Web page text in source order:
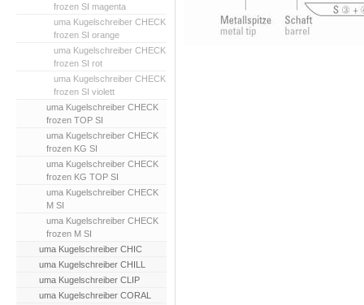
frozen SI magenta
uma Kugelschreiber CHECK
frozen SI orange
uma Kugelschreiber CHECK
frozen SI rot
uma Kugelschreiber CHECK
frozen SI violett
uma Kugelschreiber CHECK
frozen TOP SI
uma Kugelschreiber CHECK
frozen KG SI
uma Kugelschreiber CHECK
frozen KG TOP SI
uma Kugelschreiber CHECK
M SI
uma Kugelschreiber CHECK
frozen M SI
uma Kugelschreiber CHIC
uma Kugelschreiber CHILL
uma Kugelschreiber CLIP
uma Kugelschreiber CORAL